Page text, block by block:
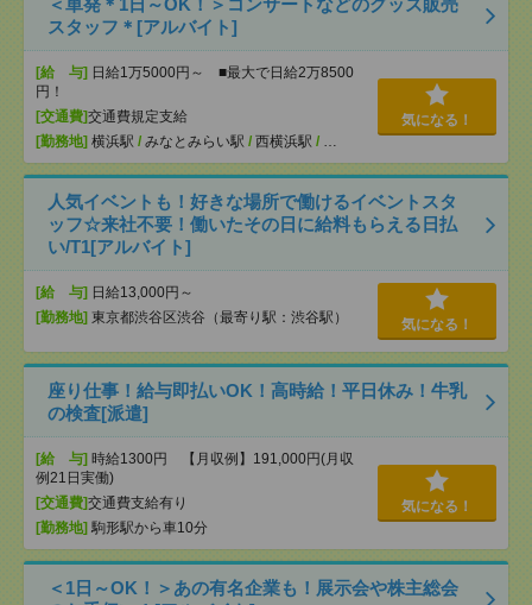
＜単発＊1日～OK！＞コンサートなどのグッズ販売
スタッフ＊[アルバイト]
[給 与] 日給1万5000円～ ■最大で日給2万8500
円！
[交通費]交通費規定支給
[勤務地] 横浜駅 / みなとみらい駅 / 西横浜駅 / …
気になる！
人気イベントも！好きな場所で働けるイベントスタ
ッフ☆来社不要！働いたその日に給料もらえる日払
い/T1[アルバイト]
[給 与] 日給13,000円～
[勤務地] 東京都渋谷区渋谷（最寄り駅：渋谷駅） 気になる！
座り仕事！給与即払いOK！高時給！平日休み！牛乳
の検査[派遣]
[給 与] 時給1300円 【月収例】191,000円(月収
例21日実働)
[交通費]交通費支給有り
[勤務地] 駒形駅から車10分
気になる！
＜1日～OK！＞あの有名企業も！展示会や株主総会